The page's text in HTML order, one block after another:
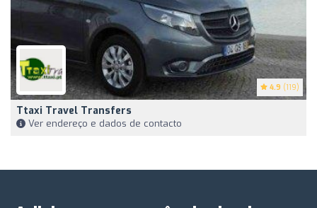
4.9 (119)
Ttaxi Travel Transfers
Ver endereço e dados de contacto